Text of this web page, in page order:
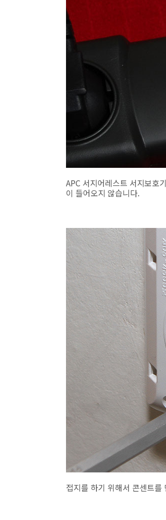
APC 서지어레스트 서지보호
이 들어오지 않습니다.
접지를 하기 위해서 콘센트를